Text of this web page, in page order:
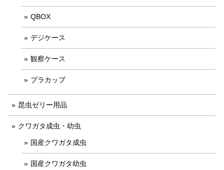
QBOX
デジケース
観察ケース
プラカップ
昆虫ゼリー用品
クワガタ成虫・幼虫
国産クワガタ成虫
国産クワガタ幼虫